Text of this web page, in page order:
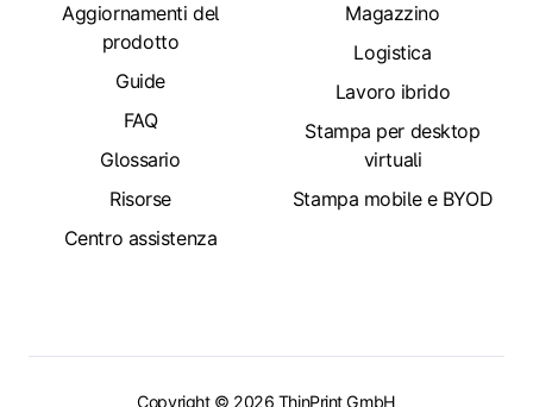
Aggiornamenti del
prodotto
Guide
FAQ
Glossario
Risorse
Centro assistenza
Magazzino
Logistica
Lavoro ibrido
Stampa per desktop
virtuali
Stampa mobile e BYOD
Copyright © 2026 ThinPrint GmbH